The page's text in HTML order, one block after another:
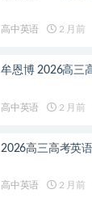
高中英语 2 月前
牟恩博 2026高三
高中英语 2 月前
2026高三高考英
高中英语 2 月前